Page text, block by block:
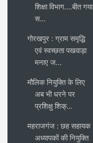
शिक्षा विभाग....बीत गया
स...
गोरखपुर : ग्राम समृद्धि
एवं स्वच्छता पखवाड़ा
मनाए ज...
मौलिक नियुक्ति के लिए
अब भी धरने पर
प्रशिक्षु शिक्...
महराजगंज : छह सहायक
अध्यापकों की नियुक्ति